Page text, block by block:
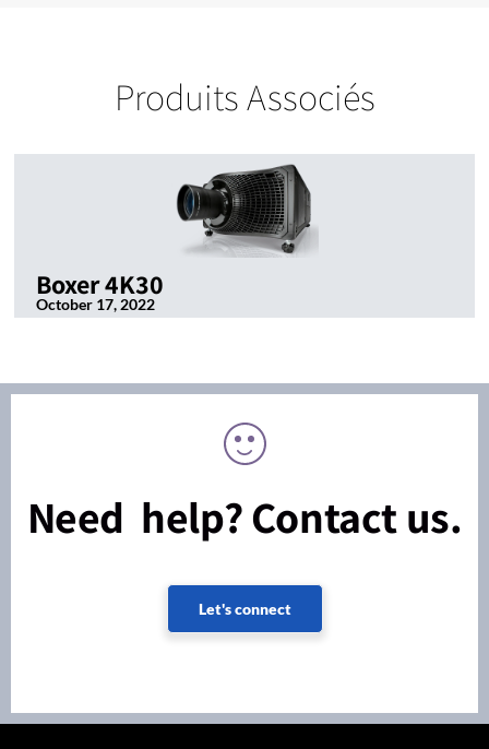
Produits Associés
Boxer 4K30
October 17, 2022
Need help? Contact us.
Let's connect